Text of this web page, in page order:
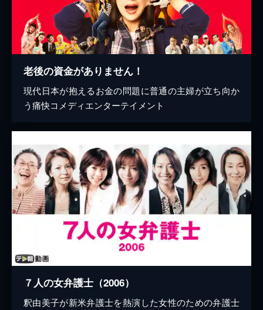
老後の資金がありません！
現代日本が抱えるお金の問題に普通の主婦が立ち向か
う痛快コメディエンターテイメント
７人の女弁護士（2006）
釈由美子が新米弁護士を熱演した女性のための弁護士